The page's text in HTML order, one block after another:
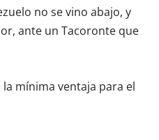
no se vino abajo, y
ante un Tacoronte que
la mínima ventaja para el